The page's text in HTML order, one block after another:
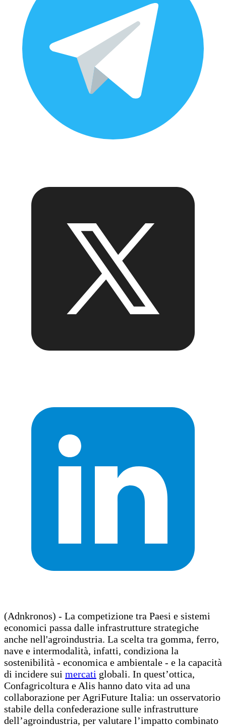
(Adnkronos) - La competizione tra Paesi e sistemi
economici passa dalle infrastrutture strategiche
anche nell'agroindustria. La scelta tra gomma, ferro,
nave e intermodalità, infatti, condiziona la
sostenibilità - economica e ambientale - e la capacità
di incidere sui mercati globali. In quest’ottica,
Confagricoltura e Alis hanno dato vita ad una
collaborazione per AgriFuture Italia: un osservatorio
stabile della confederazione sulle infrastrutture
dell’agroindustria, per valutare l’impatto combinato